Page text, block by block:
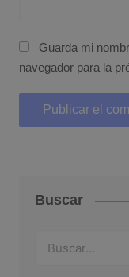
Guarda mi
navegador para la
Buscar